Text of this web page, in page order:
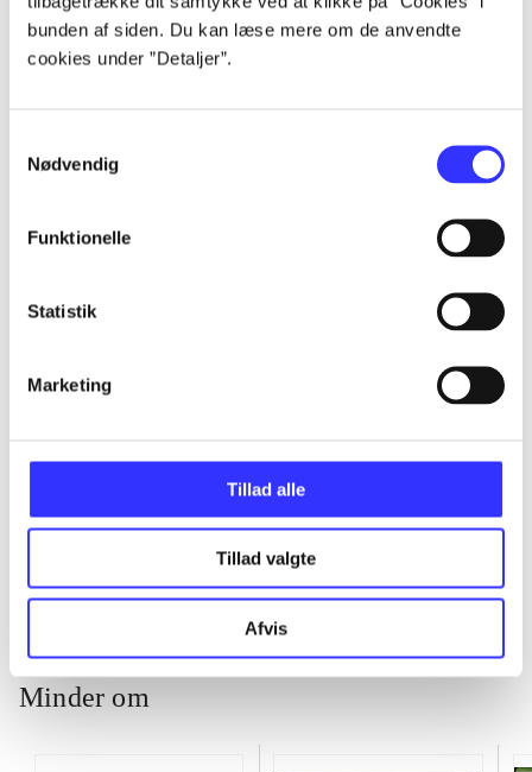
bunden af siden. Du kan læse mere om de anvendte
cookies under ”Detaljer”.
Nødvendig
Funktionelle
Statistik
Marketing
Tillad alle
Tillad valgte
Afvis
...
Minder om